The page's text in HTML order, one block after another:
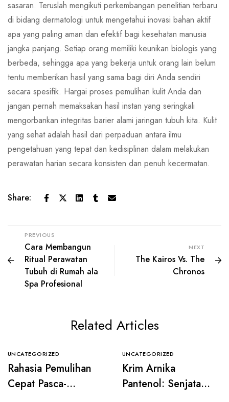
sasaran. Teruslah mengikuti perkembangan penelitian terbaru
di bidang dermatologi untuk mengetahui inovasi bahan aktif
apa yang paling aman dan efektif bagi kesehatan manusia
jangka panjang. Setiap orang memiliki keunikan biologis yang
berbeda, sehingga apa yang bekerja untuk orang lain belum
tentu memberikan hasil yang sama bagi diri Anda sendiri
secara spesifik. Hargai proses pemulihan kulit Anda dan
jangan pernah memaksakan hasil instan yang seringkali
mengorbankan integritas barier alami jaringan tubuh kita. Kulit
yang sehat adalah hasil dari perpaduan antara ilmu
pengetahuan yang tepat dan kedisiplinan dalam melakukan
perawatan harian secara konsisten dan penuh kecermatan.
Share:
PREVIOUS
Cara Membangun
Ritual Perawatan
Tubuh di Rumah ala
Spa Profesional
NEXT
The Kairos Vs. The
Chronos
Related Articles
UNCATEGORIZED
Rahasia Pemulihan
Cepat Pasca-
UNCATEGORIZED
Krim Arnika
Pantenol: Senjata